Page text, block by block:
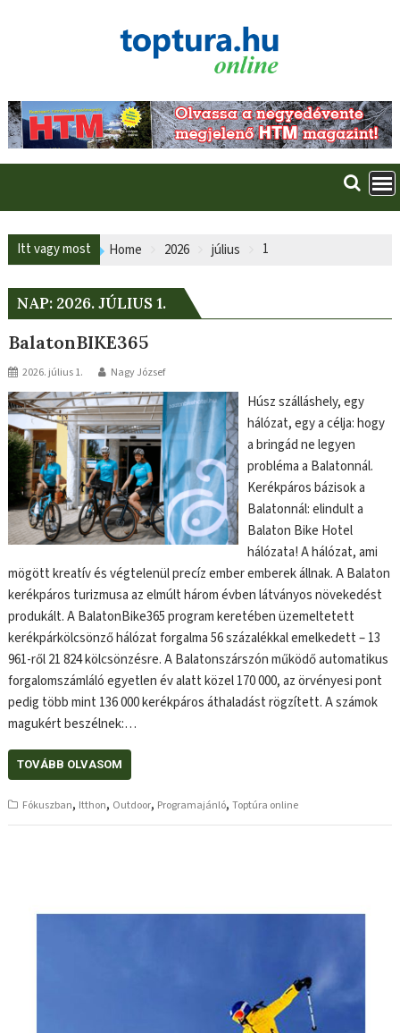
Itt vagy most Home 2026 július 1
NAP: 2026. JÚLIUS 1.
BalatonBIKE365
2026. július 1. Nagy József
Húsz szálláshely, egy
hálózat, egy a célja: hogy
a bringád ne legyen
probléma a Balatonnál.
Kerékpáros bázisok a
Balatonnál: elindult a
Balaton Bike Hotel
hálózata! A hálózat, ami
mögött kreatív és végtelenül precíz ember emberek állnak. A Balaton
kerékpáros turizmusa az elmúlt három évben látványos növekedést
produkált. A BalatonBike365 program keretében üzemeltetett
kerékpárkölcsönző hálózat forgalma 56 százalékkal emelkedett – 13
961-ről 21 824 kölcsönzésre. A Balatonszárszón működő automatikus
forgalomszámláló egyetlen év alatt közel 170 000, az örvényesi pont
pedig több mint 136 000 kerékpáros áthaladást rögzített. A számok
magukért beszélnek:…
TOVÁBB OLVASOM
Fókuszban, Itthon, Outdoor, Programajánló,Toptúra online